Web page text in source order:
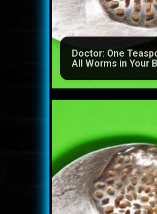
Doctor: One
All Worms in Your